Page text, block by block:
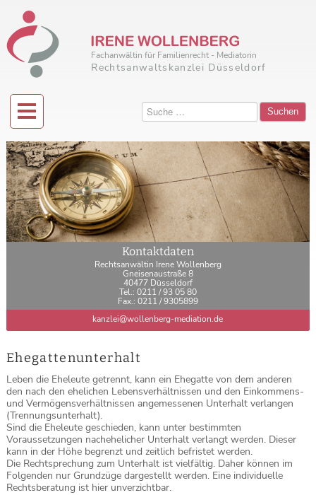
Fachanwältin für Familienrecht - Mediatorin
Rechtsanwaltskanzlei Düsseldorf
Suchen
Kontaktdaten
Rechtsanwältin Irene Wollenberg
Gneisenaustraße 8
40477 Düsseldorf
Tel.: 0211 / 93 05 80
Fax.: 0211 / 9305899
kanzlei@wollenberg-mediation.de
Ehegattenunterhalt
Leben die Eheleute getrennt, kann ein Ehegatte von dem anderen
den nach den ehelichen Lebensverhältnissen und den Einkommens-
und Vermögensverhältnissen angemessenen Unterhalt verlangen
(Trennungsunterhalt).
Sind die Eheleute geschieden, kann unter bestimmten
Voraussetzungen nachehelicher Unterhalt verlangt werden. Dieser
kann in der Höhe begrenzt und zeitlich befristet werden.
Die Rechtsprechung zum Unterhalt ist vielfältig. Daher können im
Folgenden nur Grundzüge dargestellt werden. Eine individuelle
Rechtsberatung ist hier unverzichtbar.